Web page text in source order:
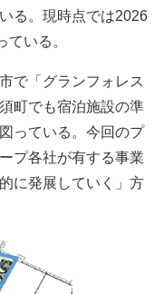
る。現時点では2026
いる。
で「グランフォレス
町でも宿泊施設の準
っている。今回のプ
プ各社が有する事業
に発展していく」方